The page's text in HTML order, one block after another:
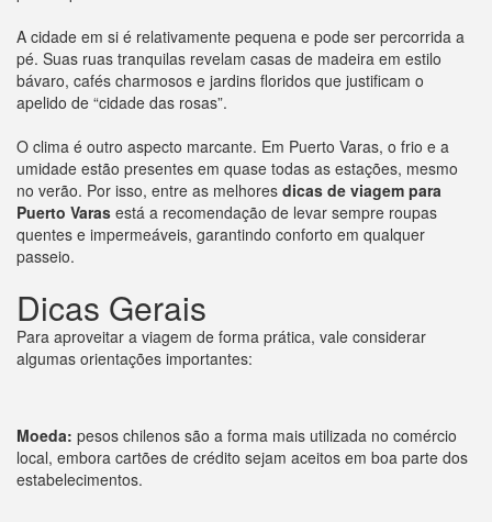
A cidade em si é relativamente pequena e pode ser percorrida a
pé. Suas ruas tranquilas revelam casas de madeira em estilo
bávaro, cafés charmosos e jardins floridos que justificam o
apelido de “cidade das rosas”.
O clima é outro aspecto marcante. Em Puerto Varas, o frio e a
umidade estão presentes em quase todas as estações, mesmo
no verão. Por isso, entre as melhores dicas de viagem para
Puerto Varas está a recomendação de levar sempre roupas
quentes e impermeáveis, garantindo conforto em qualquer
passeio.
Dicas Gerais
Para aproveitar a viagem de forma prática, vale considerar
algumas orientações importantes:
Moeda: pesos chilenos são a forma mais utilizada no comércio
local, embora cartões de crédito sejam aceitos em boa parte dos
estabelecimentos.